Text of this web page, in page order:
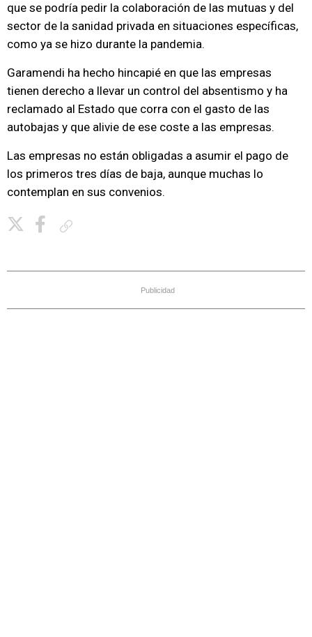
que se podría pedir la colaboración de las mutuas y del
sector de la sanidad privada en situaciones específicas,
como ya se hizo durante la pandemia.
Garamendi ha hecho hincapié en que las empresas
tienen derecho a llevar un control del absentismo y ha
reclamado al Estado que corra con el gasto de las
autobajas y que alivie de ese coste a las empresas.
Las empresas no están obligadas a asumir el pago de
los primeros tres días de baja, aunque muchas lo
contemplan en sus convenios.
Publicidad